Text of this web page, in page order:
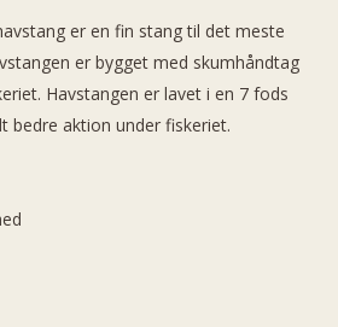
er en fin stang til det meste
er bygget med skumhåndtag
Havstangen er lavet i en 7 fods
bedre aktion under fiskeriet.